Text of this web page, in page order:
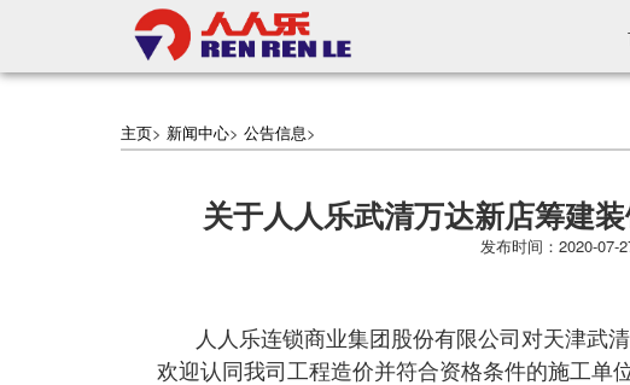
主页> 新闻中心> 公告信息>
关于人人乐武清万达新店筹建
发布时间：2020-
人人乐连锁商业集团股份有限公司对天津武
欢迎认同我司工程造价并符合资格条件的施工单位